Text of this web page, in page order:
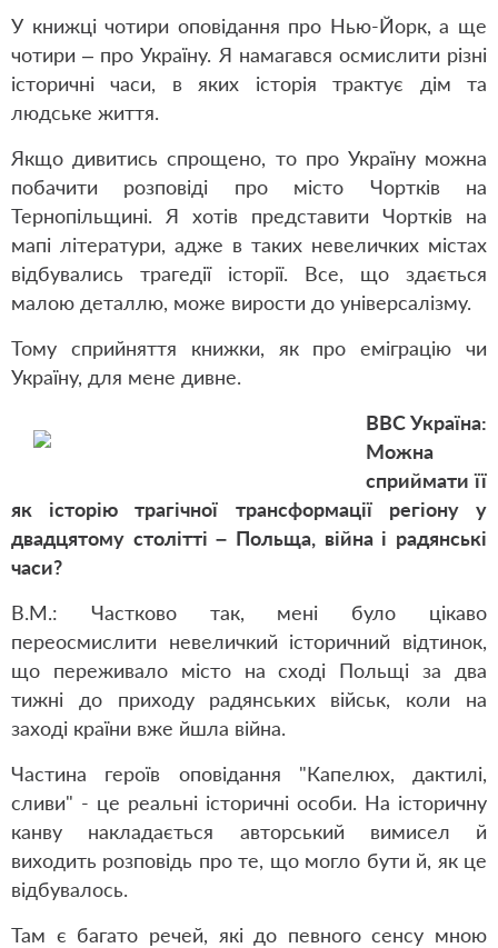
У книжці чотири оповідання про Нью-Йорк, а ще
чотири – про Україну. Я намагався осмислити різні
історичні часи, в яких історія трактує дім та
людське життя.
Якщо дивитись спрощено, то про Україну можна
побачити розповіді про місто Чортків на
Тернопільщині. Я хотів представити Чортків на
мапі літератури, адже в таких невеличких містах
відбувались трагедії історії. Все, що здається
малою деталлю, може вирости до універсалізму.
Тому сприйняття книжки, як про еміграцію чи
Україну, для мене дивне.
ВВС Україна:
Можна
сприймати її
як історію трагічної трансформації регіону у
двадцятому столітті – Польща, війна і радянські
часи?
В.М.: Частково так, мені було цікаво
переосмислити невеличкий історичний відтинок,
що переживало місто на сході Польщі за два
тижні до приходу радянських військ, коли на
заході країни вже йшла війна.
Частина героїв оповідання "Капелюх, дактилі,
сливи" - це реальні історичні особи. На історичну
канву накладається авторський вимисел й
виходить розповідь про те, що могло бути й, як це
відбувалось.
Там є багато речей, які до певного сенсу мною